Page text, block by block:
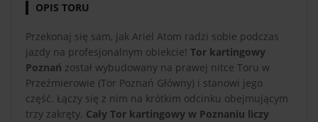
OPIS TORU
Przekonaj się sam, jak Ariel Atom radzi sobie podczas
jazdy na profesjonalnym obiekcie! Tor kartingowy
Poznań został wybudowany na prawej nitce Toru w
Przeźmierowie (Tor Poznań Główny) i stanowi jego
część. Łączy się z nim na krótkim odcinku obejmującym
trzy zakręty. Cały Tor kartingowy w Poznaniu liczy